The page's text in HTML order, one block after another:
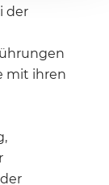
der
mit ihren